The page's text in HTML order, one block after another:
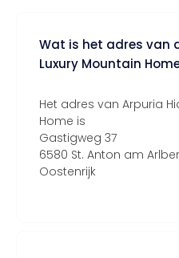
Wat is het adres van
Luxury Mountain
Het adres van Arpuria
Home is
Gastigweg 37
6580 St. Anton am
Oostenrijk